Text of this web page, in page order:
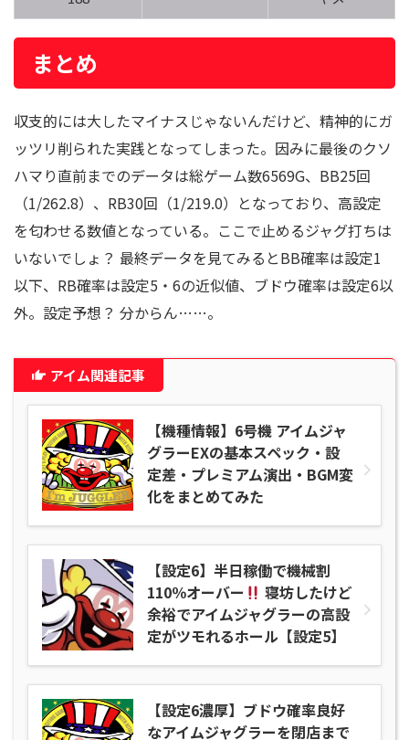
まとめ
収支的には大したマイナスじゃないんだけど、精神的にガ
ッツリ削られた実践となってしまった。因みに最後のクソ
ハマり直前までのデータは総ゲーム数6569G、BB25回
（1/262.8）、RB30回（1/219.0）となっており、高設定
を匂わせる数値となっている。ここで止めるジャグ打ちは
いないでしょ？ 最終データを見てみるとBB確率は設定1
以下、RB確率は設定5・6の近似値、ブドウ確率は設定6以
外。設定予想？ 分からん……。
アイム関連記事
【機種情報】6号機 アイムジャ
グラーEXの基本スペック・設
定差・プレミアム演出・BGM変
化をまとめてみた
【設定6】半日稼働で機械割
110％オーバー
寝坊したけど
余裕でアイムジャグラーの高設
定がツモれるホール【設定5】
【設定6濃厚】ブドウ確率良好
なアイムジャグラーを閉店まで